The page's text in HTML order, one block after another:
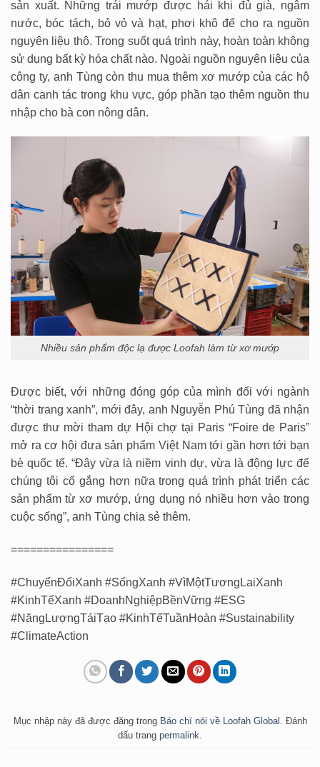
sản xuất. Những trái mướp được hái khi đủ già, ngâm
nước, bóc tách, bỏ vỏ và hạt, phơi khô để cho ra nguồn
nguyên liệu thô. Trong suốt quá trình này, hoàn toàn không
sử dụng bất kỳ hóa chất nào. Ngoài nguồn nguyên liệu của
công ty, anh Tùng còn thu mua thêm xơ mướp của các hộ
dân canh tác trong khu vực, góp phần tạo thêm nguồn thu
nhập cho bà con nông dân.
Nhiều sản phẩm độc lạ được Loofah làm từ xơ mướp
Được biết, với những đóng góp của mình đối với ngành
“thời trang xanh”, mới đây, anh Nguyễn Phú Tùng đã nhận
được thư mời tham dự Hội chợ tại Paris “Foire de Paris”
mở ra cơ hội đưa sản phẩm Việt Nam tới gần hơn tới bạn
bè quốc tế. “Đây vừa là niềm vinh dự, vừa là động lực để
chúng tôi cố gắng hơn nữa trong quá trình phát triển các
sản phẩm từ xơ mướp, ứng dụng nó nhiều hơn vào trong
cuộc sống”, anh Tùng chia sẻ thêm.
================
#ChuyểnĐổiXanh #SốngXanh #VìMộtTươngLaiXanh
#KinhTếXanh #DoanhNghiệpBềnVững #ESG
#NăngLượngTáiTạo #KinhTếTuầnHoàn #Sustainability
#ClimateAction
Mục nhập này đã được đăng trong Báo chí nói về Loofah Global . Đánh
dấu trang permalink.